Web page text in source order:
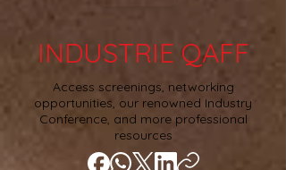
INDUSTRIE QAFF
Access screenings, networking
opportunities, our renowned Industry
Conference, and more professional
resources